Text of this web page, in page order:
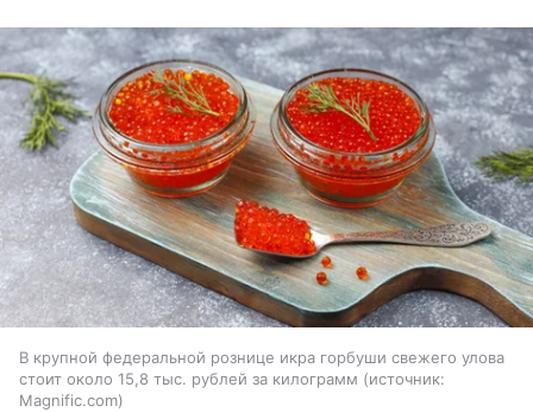
В крупной федеральной рознице икра горбуши свежего улова
стоит около 15,8 тыс. рублей за килограмм
источник:
Magnific.com